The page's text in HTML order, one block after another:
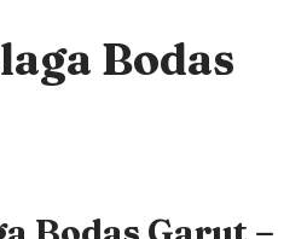
Bodas